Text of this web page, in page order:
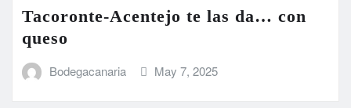
Tacoronte-Acentejo te las da… con
queso
Bodegacanaria May 7, 2025